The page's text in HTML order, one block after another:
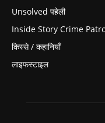
Unsolved पहेली
Inside Story Crime
किस्से / कहानियाँ
लाइफस्टाइल